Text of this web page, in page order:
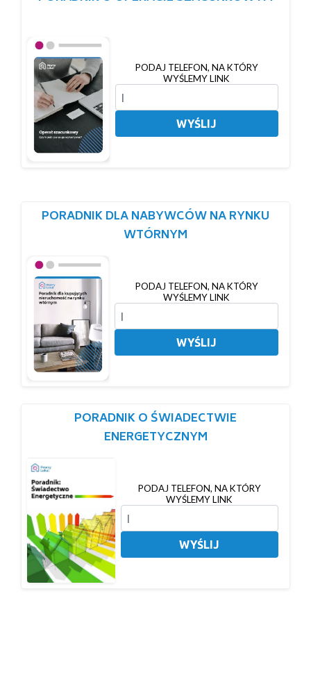
PODAJ TELEFON, NA KTÓRY
WYŚLEMY LINK
WYŚLIJ
PORADNIK DLA NABYWCÓW NA RYNKU
WTÓRNYM
PODAJ TELEFON, NA KTÓRY
WYŚLEMY LINK
WYŚLIJ
PORADNIK O ŚWIADECTWIE
ENERGETYCZNYM
PODAJ TELEFON, NA KTÓRY
WYŚLEMY LINK
WYŚLIJ